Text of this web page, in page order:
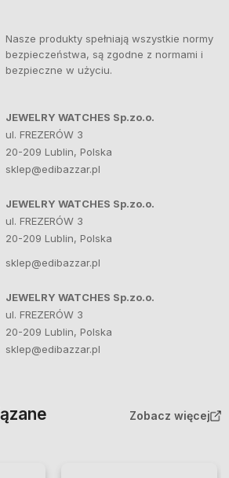
Nasze produkty spełniają wszystkie normy
bezpieczeństwa, są zgodne z normami i
bezpieczne w użyciu.
JEWELRY WATCHES Sp.zo.o.
ul. FREZERÓW 3
20-209 Lublin, Polska
sklep@edibazzar.pl
JEWELRY WATCHES Sp.zo.o.
ul. FREZERÓW 3
20-209 Lublin, Polska
sklep@edibazzar.pl
JEWELRY WATCHES Sp.zo.o.
ul. FREZERÓW 3
20-209 Lublin, Polska
sklep@edibazzar.pl
Zobacz więcej